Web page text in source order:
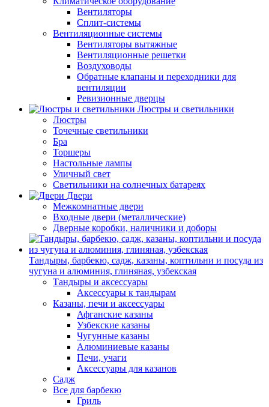
Вентиляторы
Сплит-системы
Вентиляционные системы
Вентиляторы вытяжные
Вентиляционные решетки
Воздуховоды
Обратные клапаны и переходники для
вентиляции
Ревизионные дверцы
Люстры и светильники
Люстры
Точечные светильники
Бра
Торшеры
Настольные лампы
Уличный свет
Светильники на солнечных батареях
Двери
Межкомнатные двери
Входные двери (металлические)
Дверные коробки, наличники и доборы
Тандыры, барбекю, садж, казаны, коптильни и посуда из
чугуна и алюминия, глиняная, узбекская
Тандыры и аксессуары
Аксессуары к тандырам
Казаны, печи и аксессуары
Афганские казаны
Узбекские казаны
Чугунные казаны
Алюминиевые казаны
Печи, учаги
Аксессуары для казанов
Садж
Все для барбекю
Гриль